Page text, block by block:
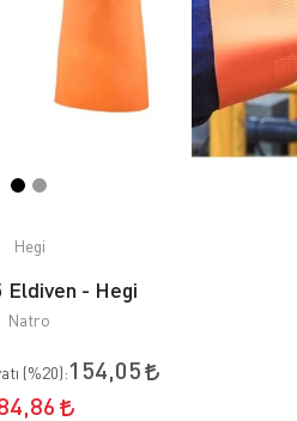
Hegi
Eldiven - Hegi
Natro
(%20):154,05